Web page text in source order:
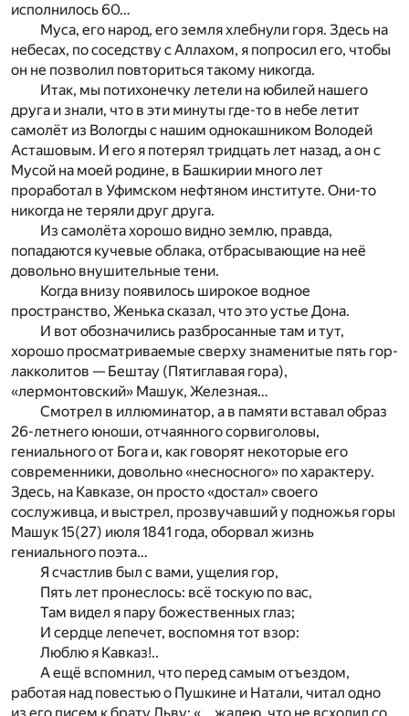
исполнилось 60…
Муса, его народ, его земля хлебнули горя. Здесь на
небесах, по соседству с Аллахом, я попросил его, чтобы
он не позволил повториться такому никогда.
Итак, мы потихонечку летели на юбилей нашего
друга и знали, что в эти минуты где-то в небе летит
самолёт из Вологды с нашим однокашником Володей
Асташовым. И его я потерял тридцать лет назад, а он с
Мусой на моей родине, в Башкирии много лет
проработал в Уфимском нефтяном институте. Они-то
никогда не теряли друг друга.
Из самолёта хорошо видно землю, правда,
попадаются кучевые облака, отбрасывающие на неё
довольно внушительные тени.
Когда внизу появилось широкое водное
пространство, Женька сказал, что это устье Дона.
И вот обозначились разбросанные там и тут,
хорошо просматриваемые сверху знаменитые пять гор-
лакколитов — Бештау (Пятиглавая гора),
«лермонтовский» Машук, Железная…
Смотрел в иллюминатор, а в памяти вставал образ
26-летнего юноши, отчаянного сорвиголовы,
гениального от Бога и, как говорят некоторые его
современники, довольно «несносного» по характеру.
Здесь, на Кавказе, он просто «достал» своего
сослуживца, и выстрел, прозвучавший у подножья горы
Машук 15(27) июля 1841 года, оборвал жизнь
гениального поэта…
Я счастлив был с вами, ущелия гор,
Пять лет пронеслось: всё тоскую по вас,
Там видел я пару божественных глаз;
И сердце лепечет, воспомня тот взор:
Люблю я Кавказ!..
А ещё вспомнил, что перед самым отъездом,
работая над повестью о Пушкине и Натали, читал одно